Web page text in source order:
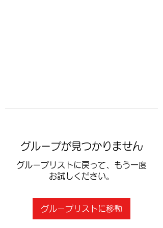
グループが見つかりません
グループリストに戻って、もう一度
お試しください。
グループリストに移動